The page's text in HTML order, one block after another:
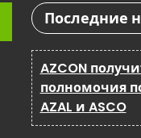
Последние
AZCON
полномочия
AZAL и ASCO